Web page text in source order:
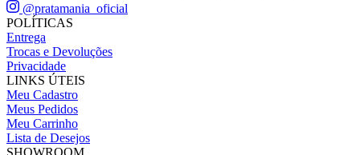
@pratamania_oficial
POLÍTICAS
Entrega
Trocas e Devoluções
Privacidade
LINKS ÚTEIS
Meu Cadastro
Meus Pedidos
Meu Carrinho
Lista de Desejos
SHOWROOM